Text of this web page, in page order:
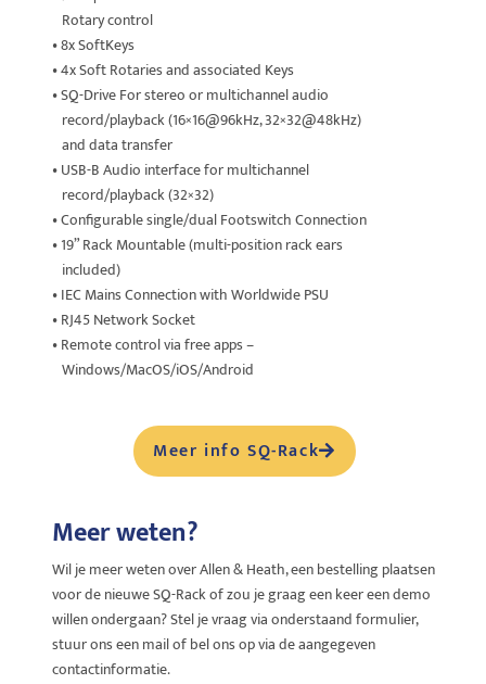
Rotary control
• 8x SoftKeys
• 4x Soft Rotaries and associated Keys
• SQ-Drive For stereo or multichannel audio
record/playback (16×16@96kHz, 32×32@48kHz)
and data transfer
• USB-B Audio interface for multichannel
record/playback (32×32)
• Configurable single/dual Footswitch Connection
• 19” Rack Mountable (multi-position rack ears
included)
• IEC Mains Connection with Worldwide PSU
• RJ45 Network Socket
• Remote control via free apps –
Windows/MacOS/iOS/Android
Meer info SQ-Rack
Meer weten?
Wil je meer weten over Allen & Heath, een bestelling plaatsen
voor de nieuwe SQ-Rack of zou je graag een keer een demo
willen ondergaan? Stel je vraag via onderstaand formulier,
stuur ons een mail of bel ons op via de aangegeven
contactinformatie.